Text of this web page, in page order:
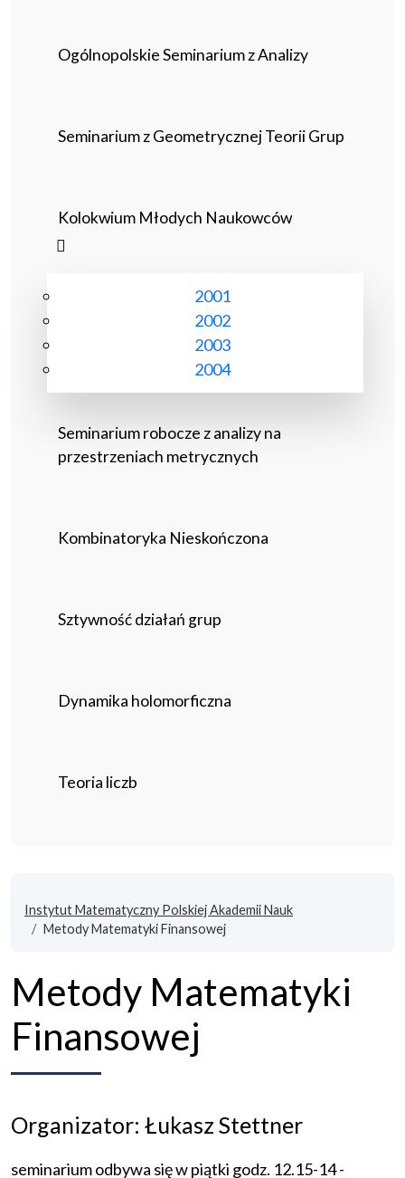
Ogólnopolskie Seminarium z Analizy
Seminarium z Geometrycznej Teorii Grup
Kolokwium Młodych Naukowców
2001
2002
2003
2004
Seminarium robocze z analizy na
przestrzeniach metrycznych
Kombinatoryka Nieskończona
Sztywność działań grup
Dynamika holomorficzna
Teoria liczb
Instytut Matematyczny Polskiej Akademii Nauk
Metody Matematyki Finansowej
Metody Matematyki
Finansowej
Organizator: Łukasz Stettner
seminarium odbywa się w piątki godz. 12.15-14 -